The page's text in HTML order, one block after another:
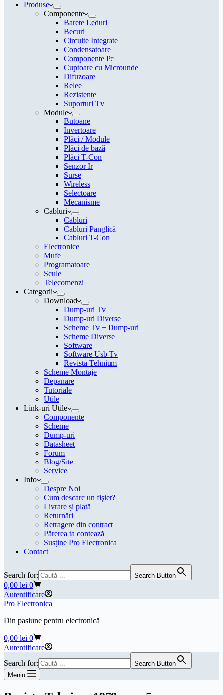
Produse
Componente
Barete Leduri
Becuri
Circuite Integrate
Condensatoare
Componente Pc
Cuptoare cu Microunde
Difuzoare
Relee
Rezistențe
Suporturi Tv
Module
Butoane
Invertoare
Plăci / Module
Plăci de bază
Plăci T-Con
Senzor Ir
Surse
Wireless
Selectoare
Mecanisme
Cabluri
Cabluri
Cabluri Panglică
Cabluri T-Con
Electronice
Mufe
Programatoare
Scule
Telecomenzi
Categorii
Download
Dump-uri Tv
Dump-uri Diverse
Scheme Tv + Dump-uri
Scheme Diverse
Software
Software Usb Tv
Revista Tehnium
Scheme Montaje
Depanare
Tutoriale
Utile
Link-uri Utile
Componente
Scheme
Dump-uri
Datasheet
Forum
Blog/Site
Service
Info
Despre Noi
Cum descarc un fişier?
Livrare și plată
Returnări
Retragere din contract
Părerea ta contează
Susține Pro Electronica
Contact
Search for: Search Button
Coș
de
cumpărături
0,00 lei 0
Autentificare
Pro Electronica
Din pasiune pentru electronică
Coș
de
cumpărături
0,00 lei 0
Autentificare
Search for:
Search Button
Meniu